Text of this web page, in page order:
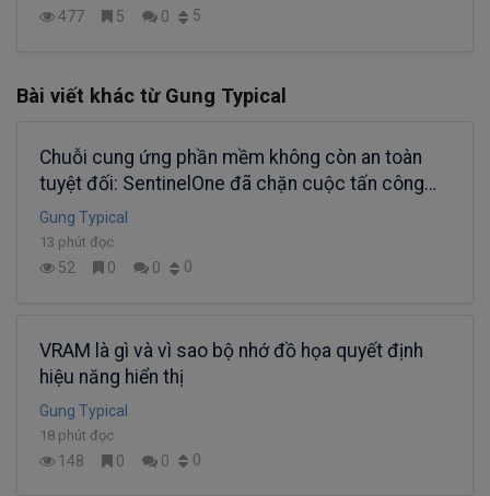
477 5 0 5
Bài viết khác từ Gung Typical
Chuỗi cung ứng phần mềm không còn an toàn
tuyệt đối: SentinelOne đã chặn cuộc tấn công
CPU-Z bằng AI EDR như thế nào?
Gung Typical
13 phút đọc
52 0 0 0
VRAM là gì và vì sao bộ nhớ đồ họa quyết định
hiệu năng hiển thị
Gung Typical
18 phút đọc
148 0 0 0